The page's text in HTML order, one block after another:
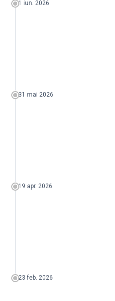
1 iun. 2026
31 mai 2026
19 apr. 2026
23 feb. 2026